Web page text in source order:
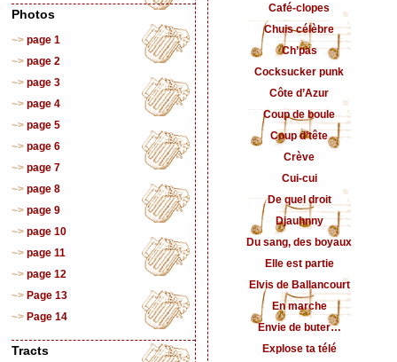
Photos
page 1
page 2
page 3
page 4
page 5
page 6
page 7
page 8
page 9
page 10
page 11
page 12
Page 13
Page 14
Tracts
Café-clopes
Chuis célèbre
Ch’pas
Cocksucker punk
Côte d’Azur
Coup de boule
Coup d’tête
Crève
Cui-cui
De quel droit
Djauhnny
Du sang, des boyaux
Elle est partie
Elvis de Ballancourt
En marche
Envie de buter…
Explose ta télé